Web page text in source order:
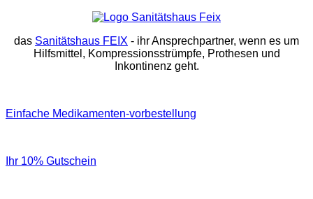
das Sanitätshaus FEIX - ihr Ansprechpartner, wenn es um
Hilfsmittel, Kompressionsstrümpfe, Prothesen und
Inkontinenz geht.
Einfache Medikamenten-vorbestellung
Ihr 10% Gutschein